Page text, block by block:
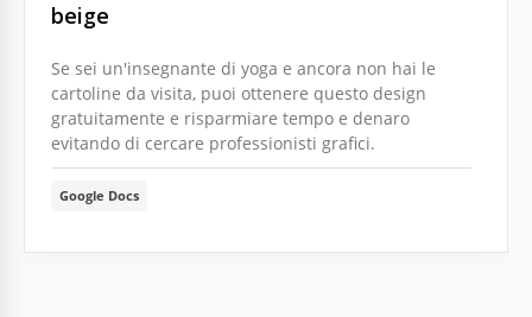
beige
Se sei un'insegnante di yoga e ancora non hai le
cartoline da visita, puoi ottenere questo design
gratuitamente e risparmiare tempo e denaro
evitando di cercare professionisti grafici.
Google Docs